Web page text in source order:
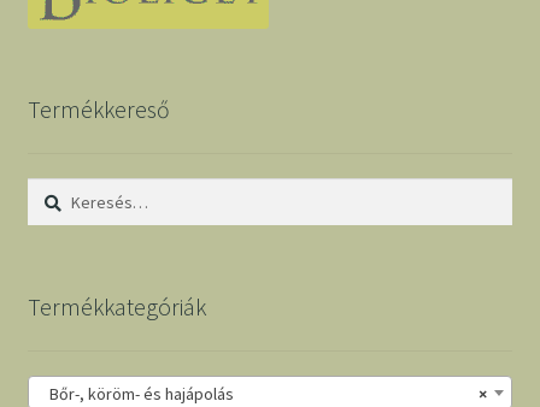
Termékkereső
Keresés:
Termékkategóriák
×
Bőr-, köröm- és hajápolás